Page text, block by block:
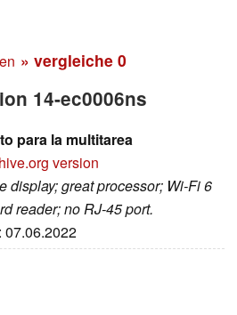
» vergleiche 0
14-ec0006ns
para la multitarea
version
display; great processor; Wi-Fi 6
reader; no RJ-45 port.
07.06.2022